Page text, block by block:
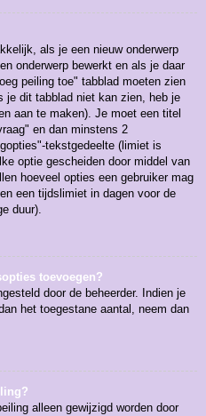
als je een nieuw onderwerp
onderwerp bewerkt en als je daar
peiling toe" tabblad moeten zien
je dit tabblad niet kan zien, heb je
aan te maken). Je moet een titel
en dan minstens 2
tekstgedeelte (limiet is
optie gescheiden door middel van
hoeveel opties een gebruiker mag
een tijdslimiet in dagen voor de
duur).
toevoegen?
door de beheerder. Indien je
het toegestane aantal, neem dan
alleen gewijzigd worden door